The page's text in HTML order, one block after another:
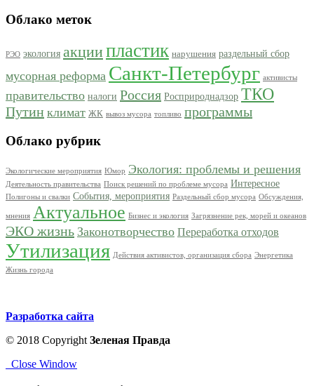
Облако меток
РЭО экология акциипластик нарушения раздельный сбор
мусорная реформа Санкт-Петербург активисты
правительство налоги Россия Росприроднадзор ТКО
Путин климат ЖК вывоз мусора топливо программы
Облако рубрик
Экологические мероприятия Юмор Экология: проблемы и решения
Деятельность правительства Поиск решений по проблеме мусора Интересное
Полигоны и свалки События, мероприятия Раздельный сбор мусора Обсуждения,
мнения Актуальное Бизнес и экология Загрязнение рек, морей и океанов
ЭКО жизнь Законотворчество Переработка отходов
Утилизация Действия активистов, организация сбора Энергетика
Жизнь города
Разработка сайта
© 2018 Copyright Зеленая Правда
Close Window